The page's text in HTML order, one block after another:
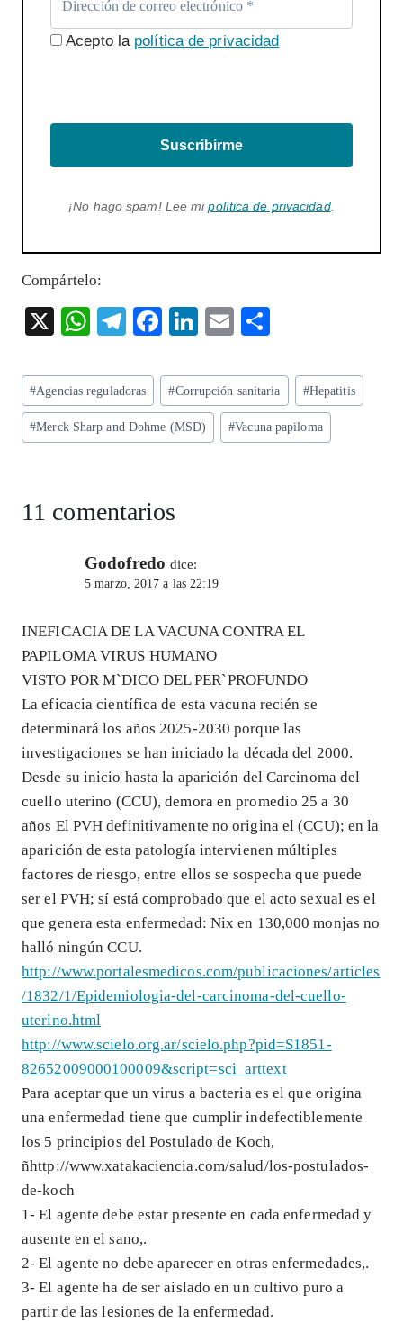
Acepto la política de privacidad
Suscribirme
¡No hago spam! Lee mipolítica de privacidad.
Compártelo:
X
W
ts
A
p
T
eg
ra
m
F
eb
o
o
Li
ke
dI
n
E
ai
l
re
Etiquetas
de
la
#Agencias reguladoras #Corrupción sanitaria #Hepatitis
#Merck Sharp and Dohme (MSD) #Vacuna papiloma
11 comentarios
Godofredo dice:
5 marzo, 2017 a las 22:19
INEFICACIA DE LA VACUNA CONTRA EL
PAPILOMA VIRUS HUMANO
VISTO POR M`DICO DEL PER`PROFUNDO
La eficacia científica de esta vacuna recién se
determinará los años 2025-2030 porque las
investigaciones se han iniciado la década del 2000.
Desde su inicio hasta la aparición del Carcinoma del
cuello uterino (CCU), demora en promedio 25 a 30
años El PVH definitivamente no origina el (CCU); en la
aparición de esta patología intervienen múltiples
factores de riesgo, entre ellos se sospecha que puede
ser el PVH; sí está comprobado que el acto sexual es el
que genera esta enfermedad: Nix en 130,000 monjas no
halló ningún CCU.
http://www.portalesmedicos.com/publicaciones/articles
/1832/1/Epidemiologia-del-carcinoma-del-cuello-
uterino.html
http://www.scielo.org.ar/scielo.php?pid=S1851-
82652009000100009&script=sci_arttext
Para aceptar que un virus a bacteria es el que origina
una enfermedad tiene que cumplir indefectiblemente
los 5 principios del Postulado de Koch,
ñhttp://www.xatakaciencia.com/salud/los-postulados-
de-koch
1- El agente debe estar presente en cada enfermedad y
ausente en el sano,.
2- El agente no debe aparecer en otras enfermedades,.
3- El agente ha de ser aislado en un cultivo puro a
partir de las lesiones de la enfermedad.